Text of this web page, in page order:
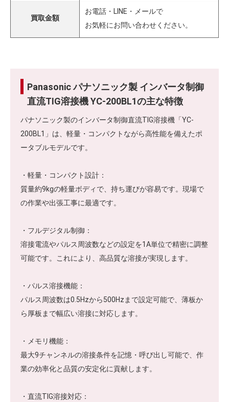
買取金額
お電話・LINE・メールで
お気軽にお問い合わせください。
Panasonic パナソニック製 インバータ制御
直流TIG溶接機 YC-200BL1の主な特徴
パナソニック製のインバータ制御直流TIG溶接機「YC-
200BL1」は、軽量・コンパクトながら高性能を備えたポ
ータブルモデルです。
・軽量・コンパクト設計：
質量約9kgの軽量ボディで、持ち運びが容易です。現場で
の作業や出張工事に最適です。
・フルデジタル制御：
溶接電流やパルス周波数などの設定を1A単位で精密に調整
可能です。これにより、高品質な溶接が実現します。
・パルス溶接機能：
パルス周波数は0.5Hzから500Hzまで設定可能で、薄板か
ら厚板まで幅広い溶接に対応します。
・メモリ機能：
最大9チャンネルの溶接条件を記憶・呼び出し可能で、作
業の効率化と品質の安定化に貢献します。
・直流TIG溶接対応：